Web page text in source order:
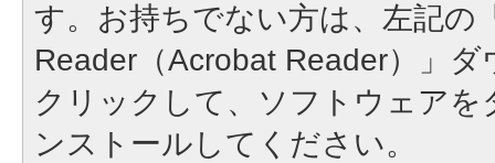
す。お持ちでない方は、左記の
Reader（Acrobat Reader）」
クリックして、ソフトウェア
ンストールしてください。